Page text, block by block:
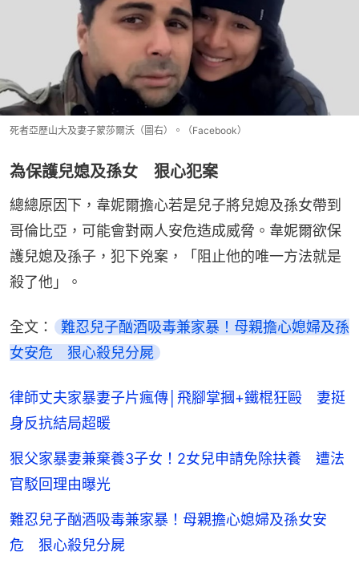
死者亞歷山大及妻子蒙莎爾沃（圖右）。（Facebook）
為保護兒媳及孫女 狠心犯案
總總原因下，韋妮爾擔心若是兒子將兒媳及孫女帶到
哥倫比亞，可能會對兩人安危造成威脅。韋妮爾欲保
護兒媳及孫子，犯下兇案，「阻止他的唯一方法就是
殺了他」。
全文：
難忍兒子酗酒吸毒兼家暴！母親擔心媳婦及孫
女安危　狠心殺兒分屍
律師丈夫家暴妻子片瘋傳│飛腳掌摑+鐵棍狂毆 妻挺
身反抗結局超暖
狠父家暴妻兼棄養3子女！2女兒申請免除扶養 遭法
官駁回理由曝光
難忍兒子酗酒吸毒兼家暴！母親擔心媳婦及孫女安
危 狠心殺兒分屍